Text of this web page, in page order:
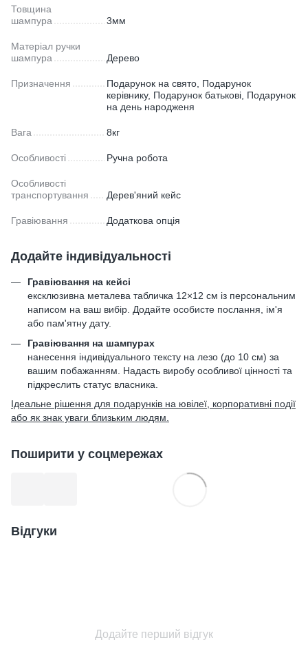
Товщина
шампура
3мм
Матеріал ручки
шампура
Дерево
Призначення
Подарунок на свято, Подарунок
керівнику, Подарунок батькові, Подарунок
на день народженя
Вага 8кг
Особливості Ручна робота
Особливості
транспортування
Дерев'яний кейс
Гравіювання Додаткова опція
Додайте індивідуальності
Гравіювання на кейсі
ексклюзивна металева табличка 12×12 см із персональним
написом на ваш вибір. Додайте особисте послання, ім'я
або пам'ятну дату.
Гравіювання на шампурах
нанесення індивідуального тексту на лезо (до 10 см) за
вашим побажанням. Надасть виробу особливої цінності та
підкреслить статус власника.
Ідеальне рішення для подарунків на ювілеї, корпоративні події
або як знак уваги близьким людям.
Поширити у соцмережах
Відгуки
Додайте перший відгук